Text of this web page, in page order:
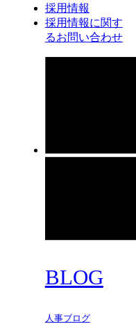
採用情報
採用情報に関す
るお問い合わせ
BLOG
人事ブログ